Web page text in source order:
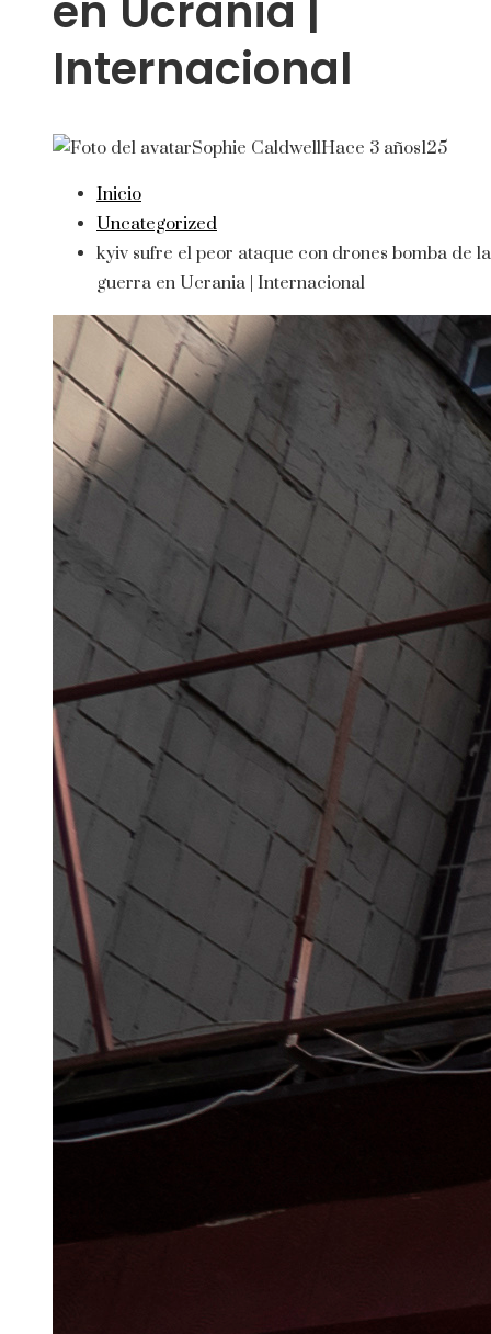
Internacional
Sophie CaldwellHace 3 años125
Inicio
Uncategorized
kyiv sufre el peor ataque con drones bomba de la
guerra en Ucrania | Internacional